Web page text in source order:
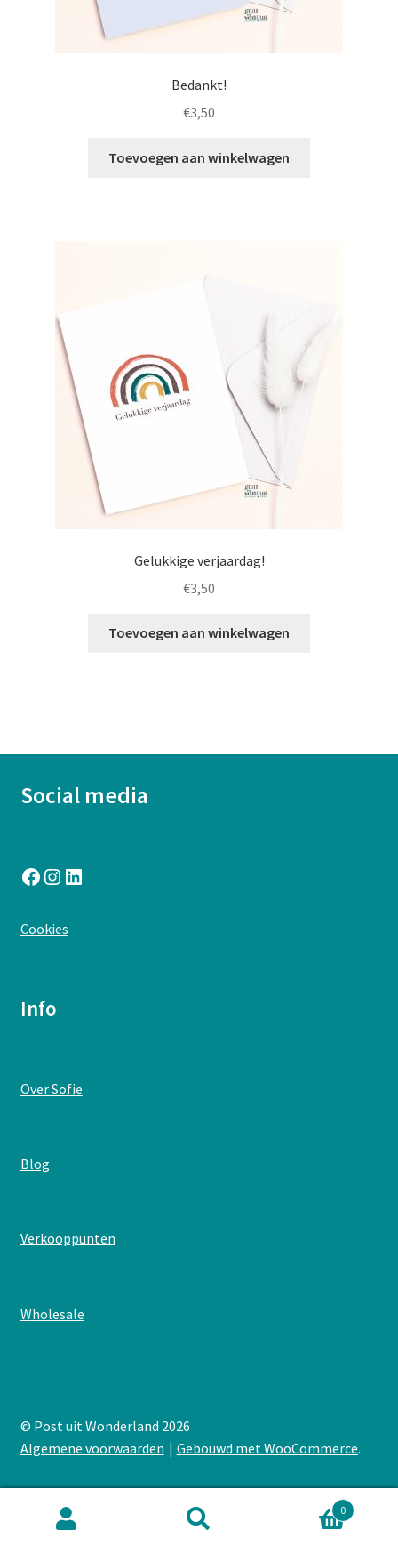
Bedankt!
€3,50
Toevoegen aan winkelwagen
Gelukkige verjaardag!
€3,50
Toevoegen aan winkelwagen
Social media
Facebook
Instagram
LinkedIn
Cookies:
Info
Over Sofie:
Blog:
Verkooppunten:
Wholesale:
© Post uit Wonderland 2026
Algemene voorwaarden
Gebouwd met WooCommerce.
0